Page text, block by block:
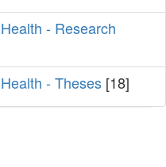
- Research
- Theses [18]